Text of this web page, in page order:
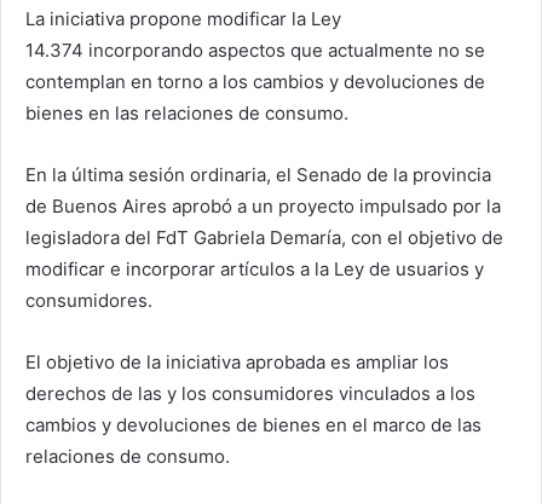
La iniciativa propone modificar la Ley
14.374 incorporando aspectos que actualmente no se
contemplan en torno a los cambios y devoluciones de
bienes en las relaciones de consumo.
En la última sesión ordinaria, el Senado de la provincia
de Buenos Aires aprobó a un proyecto impulsado por la
legisladora del FdT Gabriela Demaría, con el objetivo de
modificar e incorporar artículos a la Ley de usuarios y
consumidores.
El objetivo de la iniciativa aprobada es ampliar los
derechos de las y los consumidores vinculados a los
cambios y devoluciones de bienes en el marco de las
relaciones de consumo.